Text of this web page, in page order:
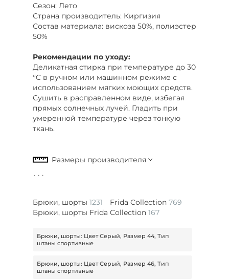
Сезон: Лето
Страна производитель: Киргизия
Состав материала: вискоза 50%, полиэстер
50%
Рекомендации по уходу:
Деликатная стирка при температуре до 30
°C в ручном или машинном режиме с
использованием мягких моющих средств.
Сушить в расправленном виде, избегая
прямых солнечных лучей. Гладить при
умеренной температуре через тонкую
ткань.
```
Брюки, шорты 1231 Frida Collection 769
Брюки, шорты Frida Collection 167
Брюки, шорты: Цвет Серый, Размер 44, Тип
штаны спортивные
Брюки, шорты: Цвет Серый, Размер 46, Тип
штаны спортивные